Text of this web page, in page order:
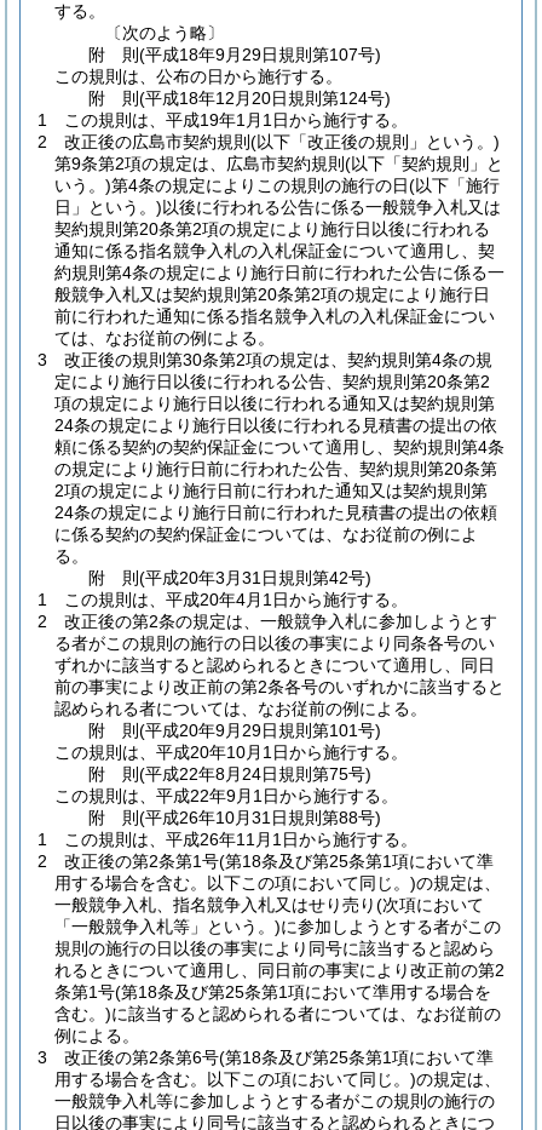
する。
〔次のよう略〕
附 則(平成18年9月29日規則第107号)
この規則は、公布の日から施行する。
附 則(平成18年12月20日規則第124号)
1
この規則は、平成19年1月1日から施行する。
2
改正後の広島市契約規則 (以下「改正後の規則」という。)
第9条第2項の規定は、広島市契約規則 (以下「契約規則」と
いう。)第4条の規定によりこの規則の施行の日(以下「施行
日」という。)以後に行われる公告に係る一般競争入札又は
契約規則第20条第2項の規定により施行日以後に行われる
通知に係る指名競争入札の入札保証金について適用し、契
約規則第4条の規定により施行日前に行われた公告に係る一
般競争入札又は契約規則第20条第2項の規定により施行日
前に行われた通知に係る指名競争入札の入札保証金につい
ては、なお従前の例による。
3
改正後の規則第30条第2項の規定は、契約規則第4条の規
定により施行日以後に行われる公告、契約規則第20条第2
項の規定により施行日以後に行われる通知又は契約規則第
24条の規定により施行日以後に行われる見積書の提出の依
頼に係る契約の契約保証金について適用し、契約規則第4条
の規定により施行日前に行われた公告、契約規則第20条第
2項の規定により施行日前に行われた通知又は契約規則第
24条の規定により施行日前に行われた見積書の提出の依頼
に係る契約の契約保証金については、なお従前の例によ
る。
附 則(平成20年3月31日規則第42号)
1
この規則は、平成20年4月1日から施行する。
2
改正後の第2条の規定は、一般競争入札に参加しようとす
る者がこの規則の施行の日以後の事実により同条各号のい
ずれかに該当すると認められるときについて適用し、同日
前の事実により改正前の第2条各号のいずれかに該当すると
認められる者については、なお従前の例による。
附 則(平成20年9月29日規則第101号)
この規則は、平成20年10月1日から施行する。
附 則(平成22年8月24日規則第75号)
この規則は、平成22年9月1日から施行する。
附 則(平成26年10月31日規則第88号)
1
この規則は、平成26年11月1日から施行する。
2
改正後の第2条第1号(第18条及び第25条第1項において準
用する場合を含む。以下この項において同じ。)の規定は、
一般競争入札、指名競争入札又はせり売り(次項において
「一般競争入札等」という。)に参加しようとする者がこの
規則の施行の日以後の事実により同号に該当すると認めら
れるときについて適用し、同日前の事実により改正前の第2
条第1号(第18条及び第25条第1項において準用する場合を
含む。)に該当すると認められる者については、なお従前の
例による。
3
改正後の第2条第6号(第18条及び第25条第1項において準
用する場合を含む。以下この項において同じ。)の規定は、
一般競争入札等に参加しようとする者がこの規則の施行の
日以後の事実により同号に該当すると認められるときにつ